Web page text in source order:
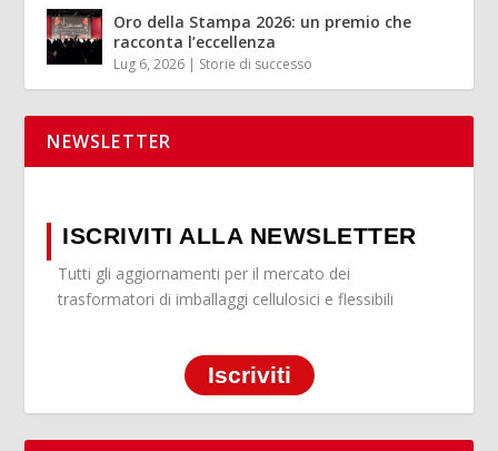
Oro della Stampa 2026: un premio che
racconta l’eccellenza
Lug 6, 2026 | Storie di successo
NEWSLETTER
ISCRIVITI ALLA NEWSLETTER
Tutti gli aggiornamenti per il mercato dei
trasformatori di imballaggi cellulosici e flessibili
Iscriviti